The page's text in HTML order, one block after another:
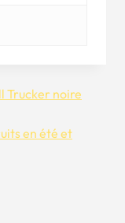
Trucker noire
en été et